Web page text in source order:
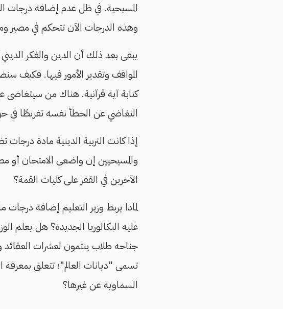
المسيحية. في ظل عدم إضافة
وهذه الدرجات الآن تتحكم في مصير
يبقى بعد ذلك أن الدين والفكر
المواقف وتقدير الأمور فيها. فكيف
كتابة آية قرآنية. هناك من
التغاضي عن الخطأ نفسه تفريطًا في
إذا كانت التربية الدينية مادة
والمسيحيين إن واضعي الامتحان أو
الآخرين في القفز على كليات القمة؟
لماذا يربط وزير التعليم إضافة درجات
عليه البكالوريا الجديدة؟ هل يعلم
جناحه طلاب ينتمون لعشرات العقائد
تسمى "ديانات العالم"؛ تتعلق بمعرفة
السماوية عن غيرها؟